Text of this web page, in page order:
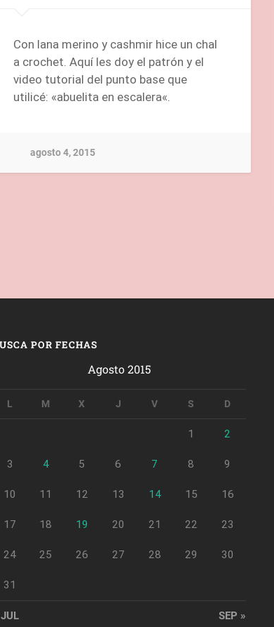
Con lana merino y cashmir hice un chal
a crochet. Aquí les doy el patrón y el
video tutorial del punto base que
utilicé: «abuelita en escalera«.
agosto 4, 2015
POR FECHAS
Agosto 2015
L M X J V S D
1 2
3 4 5 6 7 8 9
10 11 12 13 14 15 16
17 18 19 20 21 22 23
24 25 26 27 28 29 30
31
SEP »